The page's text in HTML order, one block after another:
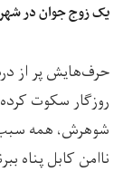
یک زوج جوان در
حرف‌هایش پر از
روزگار سکوت
شوهرش، همه
ناامن کابل پناه